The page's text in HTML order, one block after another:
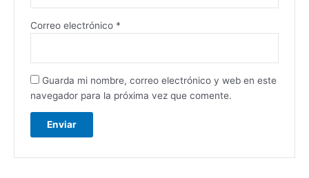
Correo electrónico *
Guarda mi nombre, correo electrónico y web en este
navegador para la próxima vez que comente.